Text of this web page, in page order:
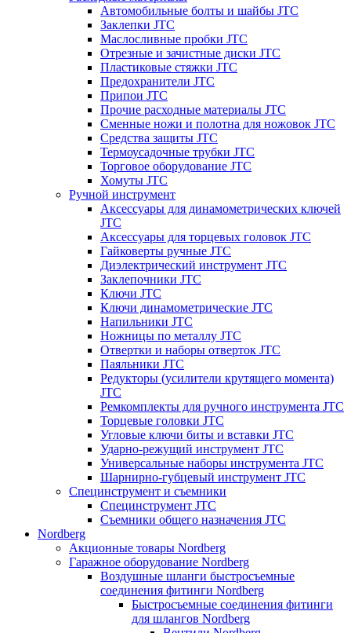
Автомобильные болты и шайбы JTC
Заклепки JTC
Маслосливные пробки JTC
Отрезные и зачистные диски JTC
Пластиковые стяжки JTC
Предохранители JTC
Припои JTC
Прочие расходные материалы JTC
Сменные ножи и полотна для ножовок JTC
Средства защиты JTC
Термоусадочные трубки JTC
Торговое оборудование JTC
Хомуты JTC
Ручной инструмент
Аксессуары для динамометрических ключей
JTC
Аксессуары для торцевых головок JTC
Гайковерты ручные JTC
Диэлектрический инструмент JTC
Заклепочники JTC
Ключи JTC
Ключи динамометрические JTC
Напильники JTC
Ножницы по металлу JTC
Отвертки и наборы отверток JTC
Паяльники JTC
Редукторы (усилители крутящего момента)
JTC
Ремкомплекты для ручного инструмента JTC
Торцевые головки JTC
Угловые ключи биты и вставки JTC
Ударно-режущий инструмент JTC
Универсальные наборы инструмента JTC
Шарнирно-губцевый инструмент JTC
Специнструмент и съемники
Специнструмент JTC
Съемники общего назначения JTC
Nordberg
Акционные товары Nordberg
Гаражное оборудование Nordberg
Воздушные шланги быстросъемные
соединения фитинги Nordberg
Быстросъемные соединения фитинги
для шлангов Nordberg